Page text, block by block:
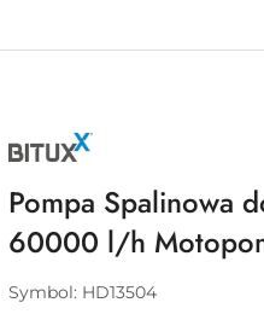
NAZWA
PRODUCENTA:
Pompa Spalinowa
60000 l/h
Symbol: HD13504